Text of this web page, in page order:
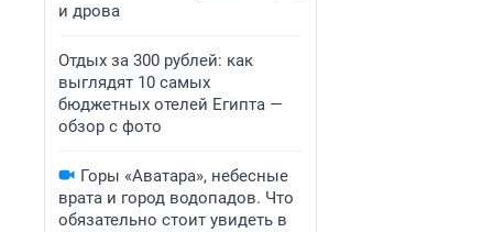
и дрова
Отдых за 300 рублей: как
выглядят 10 самых
бюджетных отелей Египта —
обзор с фото
Горы «Аватара», небесные
врата и город водопадов. Что
обязательно стоит увидеть в